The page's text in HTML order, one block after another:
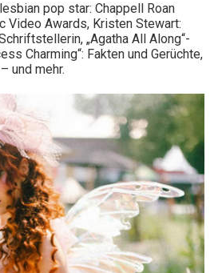
pop star: Chappell Roan
Video Awards, Kristen Stewart:
„Agatha All Along“-
Charming“: Fakten und Gerüchte,
und mehr.
Leser:innen und online-
wir das hin! Helft uns, damit
die in politischer wie
einfach sind. Journalismus,
Media Bubbles stattfindet,
bleibt, hat es
x